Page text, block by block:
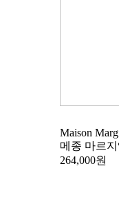
Maison
메종 마르
264,000원